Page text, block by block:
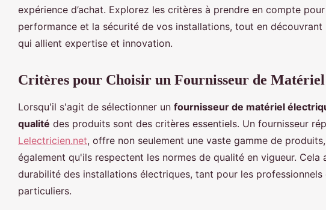
expérience d’achat. Explorez les critères à prendre en compte
performance et la sécurité de vos installations, tout en découvrant
qui allient expertise et innovation.
Critères pour Choisir un Fournisseur de
Lorsqu'il s'agit de sélectionner un fournisseur de matériel
qualité des produits sont des critères essentiels. Un fournisseur
Lelectricien.net, offre non seulement une vaste gamme de
également qu'ils respectent les normes de qualité en vigueur. Cela
durabilité des installations électriques, tant pour les professionnels
particuliers.